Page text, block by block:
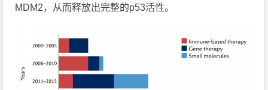
MDM2，从而释放出完整的p53活性。